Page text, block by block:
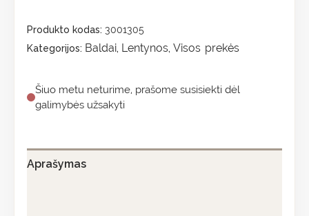
Produkto kodas: 3001305
Kategorijos: Baldai, Lentynos, Visos prekės
Šiuo metu neturime, prašome susisiekti dėl
galimybės užsakyti
Aprašymas